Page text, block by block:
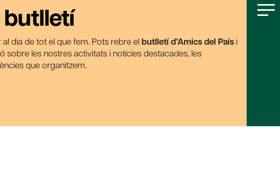
dia de tot el que fem. Pots rebre el butlletí d’Amics del País i
sobre les nostres activitats i notícies destacades, les
que organitzem.